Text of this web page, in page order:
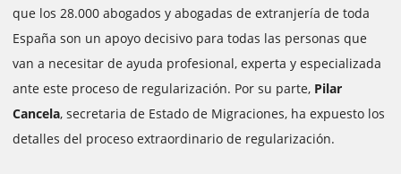
que los 28.000 abogados y abogadas de extranjería de toda
España son un apoyo decisivo para todas las personas que
van a necesitar de ayuda profesional, experta y especializada
ante este proceso de regularización. Por su parte, Pilar
Cancela, secretaria de Estado de Migraciones, ha expuesto los
detalles del proceso extraordinario de regularización.